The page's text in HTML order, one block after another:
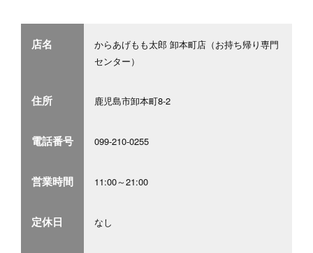
店名
からあげもも太郎 卸本町店（お持ち帰り専門
センター）
住所 鹿児島市卸本町8-2
電話番号 099-210-0255
営業時間 11:00～21:00
定休日 なし